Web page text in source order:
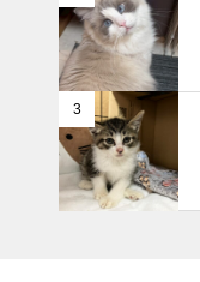
3